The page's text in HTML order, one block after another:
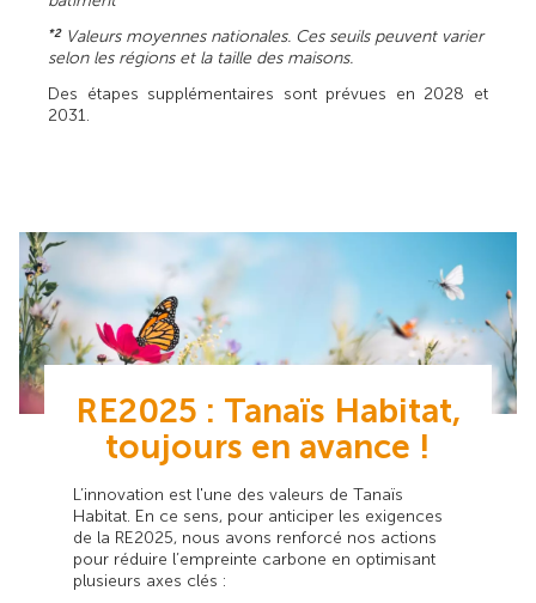
*2Valeurs moyennes nationales. Ces seuils peuvent varier
selon les régions et la taille des maisons.
Des étapes supplémentaires sont prévues en 2028 et
2031.
RE2025 : Tanaïs Habitat,
toujours en avance !
L’innovation est l'une des valeurs de Tanaïs
Habitat. En ce sens, pour anticiper les exigences
de la RE2025, nous avons renforcé nos actions
pour réduire l’empreinte carbone en optimisant
plusieurs axes clés :